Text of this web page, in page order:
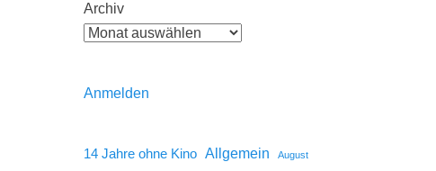
Archiv
Anmelden
14 Jahre ohne Kino Allgemein August